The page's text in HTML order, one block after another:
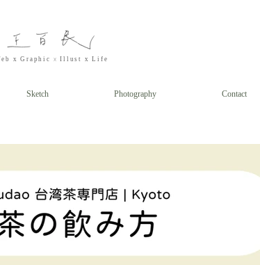
xGraphic x Illust x Life
Sketch Photography Contact